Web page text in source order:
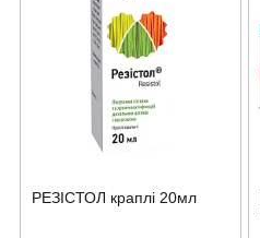
РЕЗІСТОЛ краплі 20мл